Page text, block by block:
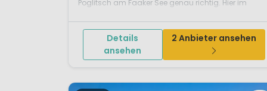
Poglitsch am Faaker See genau richtig. Hier im
Grund, oft zwischen Laubbäumen, teils i...
Details
ansehen
2 Anbieter ansehen